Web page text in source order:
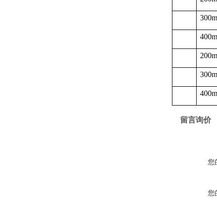
留言询价
您
您